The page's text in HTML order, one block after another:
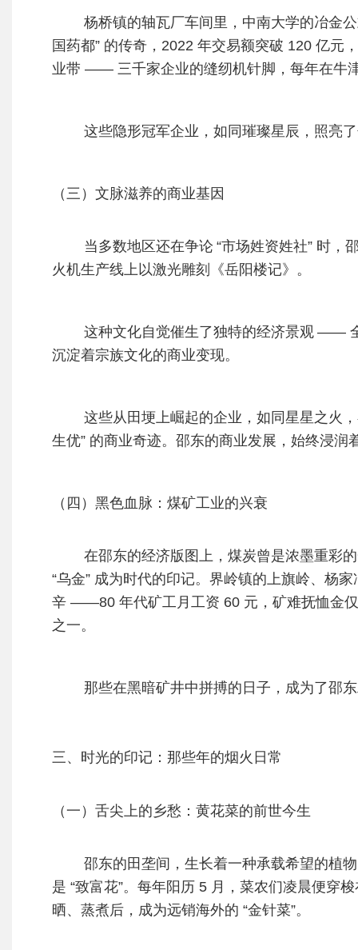
杨桥镇的轴瓦厂车间里，中南大学的冶金公
国药都” 的传奇，2022 年交易额突破 120 亿元
业带 —— 三千家企业的缝纫机针脚，每年在牛
这些隐形冠军企业，如同璀璨星辰，照亮了
（三）文脉滋养的商业基因
当多数地区还在争论 “市场姓资姓社” 时，
火机生产线上以激光雕刻《岳阳楼记》。
这种文化自觉催生了独特的经济景观 —— 全
沉淀着宗族文化的商业变现。
这些从田埂上崛起的企业，如同星星之火
生优” 的商业奇迹。 邵东的商业发展，始终浸润
（四）黑色血脉：煤矿工业的兴衰
在邵东的经济版图上，煤炭曾是浓墨重彩的
“乌金” 成为时代的印记。界岭镇的上旗岭、杨
辛 ——80 年代矿工月工资 60 元，矿难抚恤金
之一。
那些在黑暗矿井中拼搏的日子，成为了邵东
三、时光的印记：那些年的烟火日常
（一）舌尖上的乡愁：黄花菜的前世今生
邵东的田垄间，生长着一种承载希望的植物
是 “致富花”。每年阳历 5 月，菜农们凌晨便穿
晒、蒸煮后，成为远销海外的 “金针菜”。